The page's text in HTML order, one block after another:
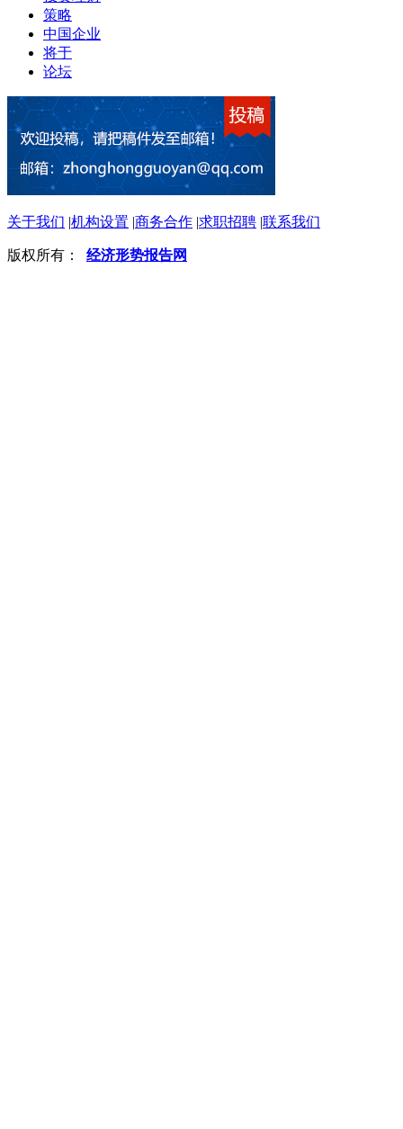
策略
中国企业
将于
论坛
关于我们 |机构设置 |商务合作 |求职招聘 |联系我们
版权所有： 经济形势报告网